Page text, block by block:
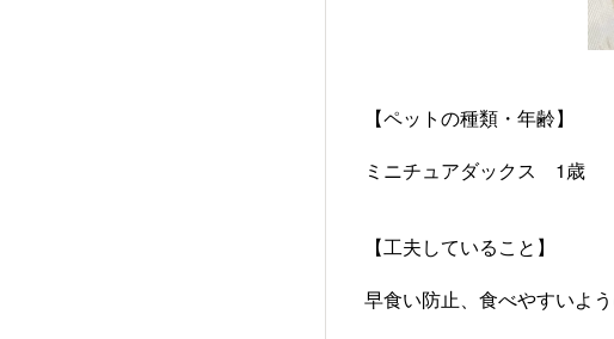
【ペットの種類・年齢】
ミニチュアダックス 1歳
【工夫していること】
早食い防止、食べやすいよ